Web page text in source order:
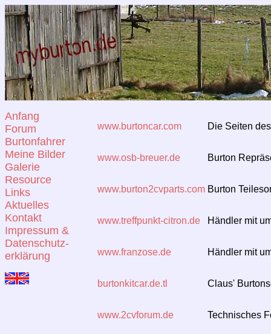
Anfang
Forum
Burtonfahrer
Meine Bilder
Galerie
Resource
Links
Aktuelles
Kontakt
Impressum &
Datenschutz-
erklärung
www.burtoncar.com Die Seiten
www.osb-breuer.de Burton
www.burton2cvparts.com Burton
www.treffpunkt-citron.de Händler mit
www.franzose.de Händler mit
burtonkitcar.de.tl Claus'
www.2cvforum.de Technisches